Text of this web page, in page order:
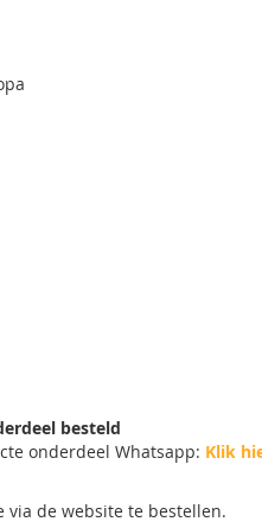
besteld
onderdeel Whatsapp: Klik
de website te bestellen.